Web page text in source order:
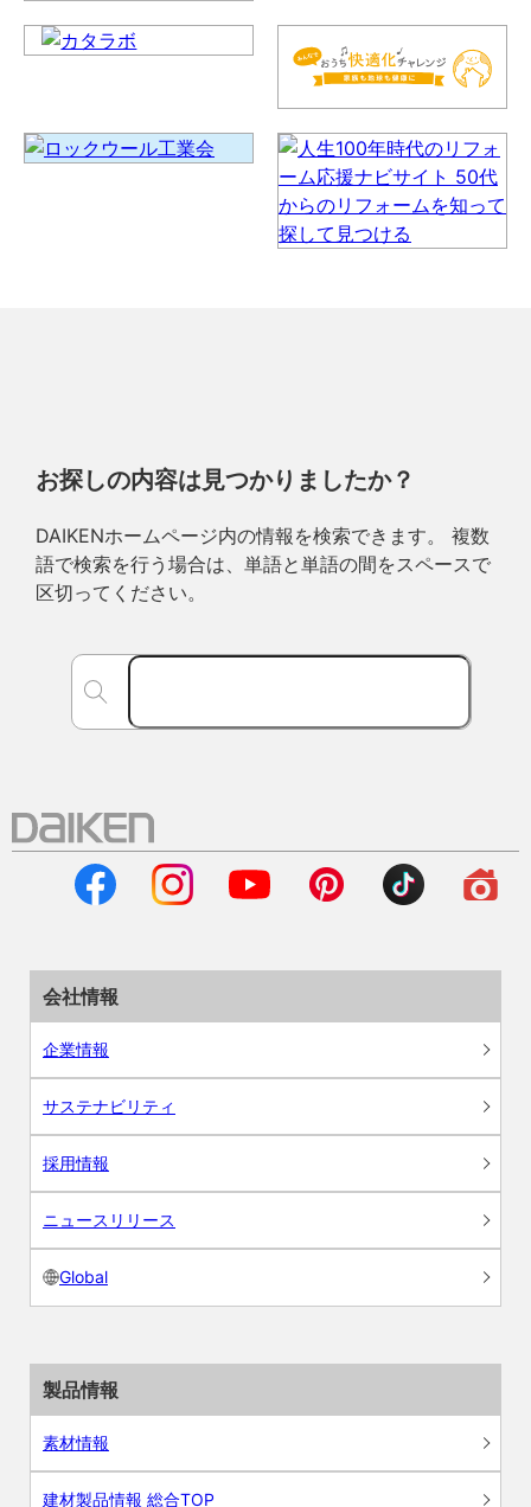
お探しの内容は見つかりましたか？
DAIKENホームページ内の情報を検索できます。 複数
語で検索を行う場合は、単語と単語の間をスペースで
区切ってください。
会社情報
企業情報
サステナビリティ
採用情報
ニュースリリース
Global
製品情報
素材情報
建材製品情報 総合TOP